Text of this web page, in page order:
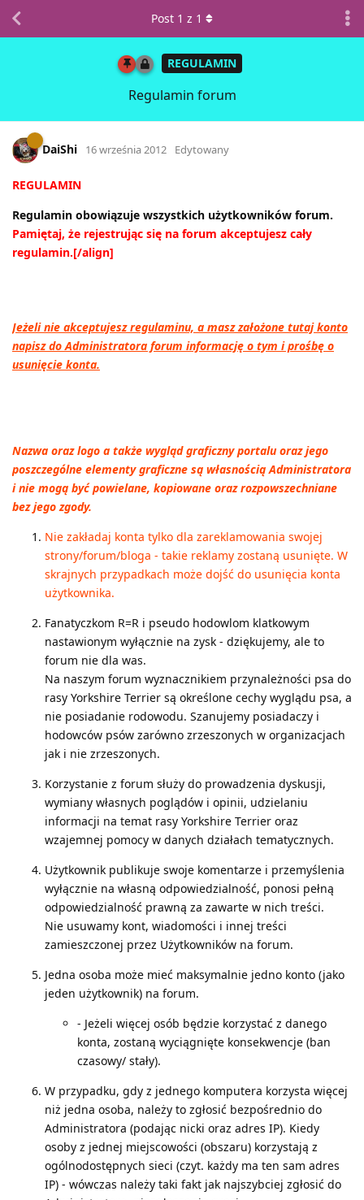
REGULAMIN
Regulamin forum
Post 1 z 1
DaiShi 16 września 2012 Edytowany
REGULAMIN
Regulamin obowiązuje wszystkich użytkowników forum.
Pamiętaj, że rejestrując się na forum akceptujesz cały
regulamin.[/align]
Jeżeli nie akceptujesz regulaminu, a masz założone tutaj konto
napisz do Administratora forum informację o tym i prośbę o
usunięcie konta.
Nazwa oraz logo a także wygląd graficzny portalu oraz jego
poszczególne elementy graficzne są własnością Administratora
i nie mogą być powielane, kopiowane oraz rozpowszechniane
bez jego zgody.
Nie zakładaj konta tylko dla zareklamowania swojej
strony/forum/bloga - takie reklamy zostaną usunięte. W
skrajnych przypadkach może dojść do usunięcia konta
użytkownika.
Fanatyczkom R=R i pseudo hodowlom klatkowym
nastawionym wyłącznie na zysk - dziękujemy, ale to
forum nie dla was.
Na naszym forum wyznacznikiem przynależności psa do
rasy Yorkshire Terrier są określone cechy wyglądu psa, a
nie posiadanie rodowodu. Szanujemy posiadaczy i
hodowców psów zarówno zrzeszonych w organizacjach
jak i nie zrzeszonych.
Korzystanie z forum służy do prowadzenia dyskusji,
wymiany własnych poglądów i opinii, udzielaniu
informacji na temat rasy Yorkshire Terrier oraz
wzajemnej pomocy w danych działach tematycznych.
Użytkownik publikuje swoje komentarze i przemyślenia
wyłącznie na własną odpowiedzialność, ponosi pełną
odpowiedzialność prawną za zawarte w nich treści.
Nie usuwamy kont, wiadomości i innej treści
zamieszczonej przez Użytkowników na forum.
Jedna osoba może mieć maksymalnie jedno konto (jako
jeden użytkownik) na forum.
- Jeżeli więcej osób będzie korzystać z danego
konta, zostaną wyciągnięte konsekwencje (ban
czasowy/ stały).
W przypadku, gdy z jednego komputera korzysta więcej
niż jedna osoba, należy to zgłosić bezpośrednio do
Administratora (podając nicki oraz adres IP). Kiedy
osoby z jednej miejscowości (obszaru) korzystają z
ogólnodostępnych sieci (czyt. każdy ma ten sam adres
IP) - wówczas należy taki fakt jak najszybciej zgłosić do